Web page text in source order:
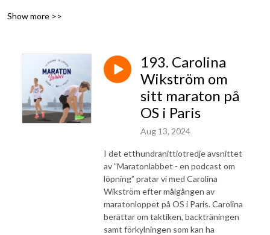
Show more >>
193. Carolina
Wikström om
sitt maraton på
OS i Paris
Aug 13, 2024
I det etthundranittiotredje avsnittet
av ”Maratonlabbet - en podcast om
löpning” pratar vi med Carolina
Wikström efter målgången av
maratonloppet på OS i Paris. Carolina
berättar om taktiken, backträningen
samt förkylningen som kan ha